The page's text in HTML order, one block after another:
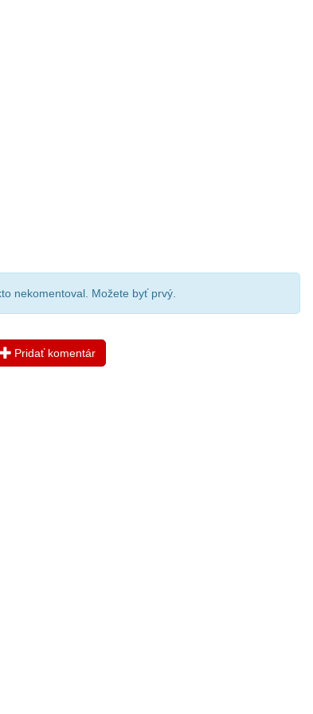
nekomentoval. Možete byť prvý.
Pridať komentár